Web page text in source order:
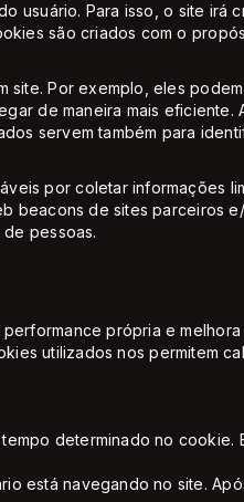
usuário. Para isso, o site irá
são criados com o
Por exemplo, eles
de maneira mais eficiente.
servem também para
por coletar informações
beacons de sites parceiros
pessoas.
própria e
utilizados nos permitem
determinado no cookie.
está navegando no site.